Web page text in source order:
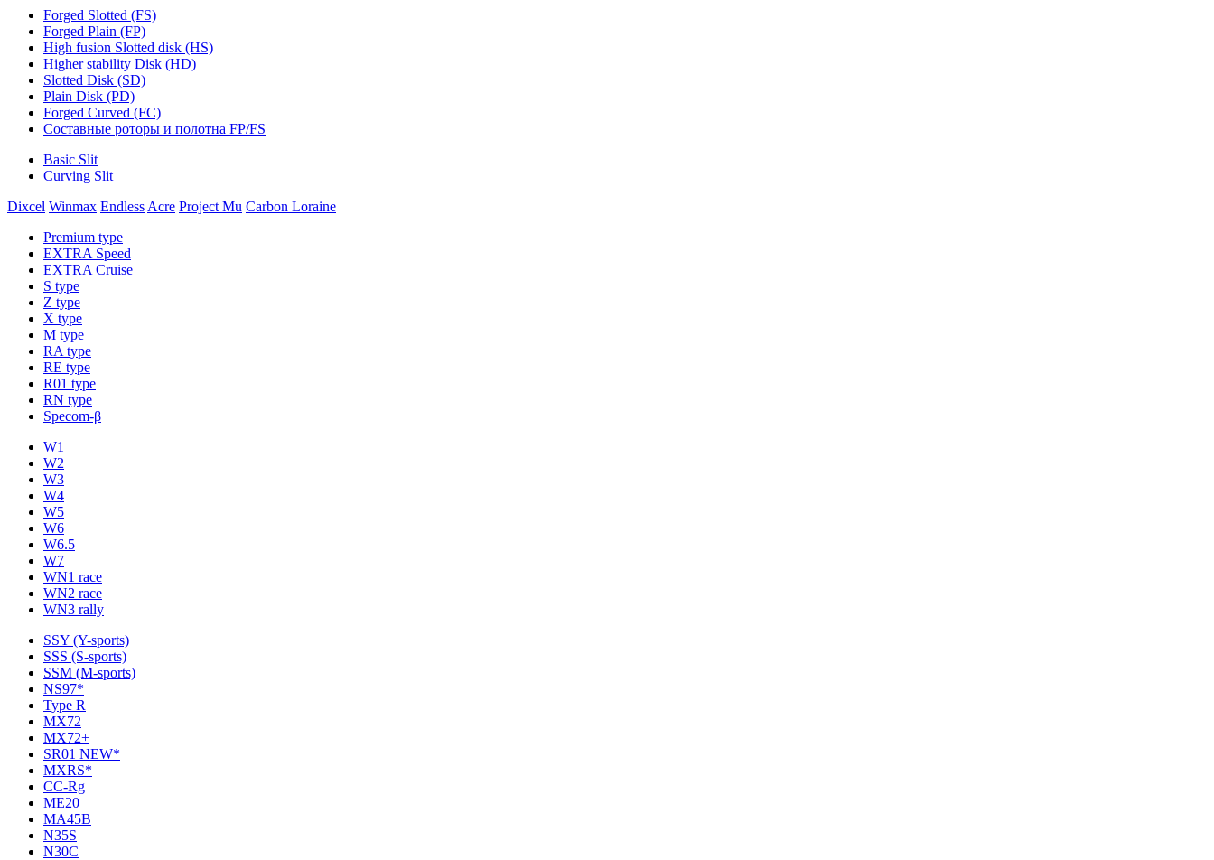
Forged Slotted (FS)
Forged Plain (FP)
High fusion Slotted disk (HS)
Higher stability Disk (HD)
Slotted Disk (SD)
Plain Disk (PD)
Forged Curved (FC)
Составные роторы и полотна FP/FS
Basic Slit
Curving Slit
Dixcel Winmax Endless Acre Project Mu Carbon Loraine
Premium type
EXTRA Speed
EXTRA Cruise
S type
Z type
X type
M type
RA type
RE type
R01 type
RN type
Specom-β
W1
W2
W3
W4
W5
W6
W6.5
W7
WN1 race
WN2 race
WN3 rally
SSY (Y-sports)
SSS (S-sports)
SSM (M-sports)
NS97*
Type R
MX72
MX72+
SR01 NEW*
MXRS*
CC-Rg
ME20
MA45B
N35S
N30C